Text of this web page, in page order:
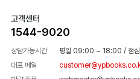
고객센터
1544-9020
상담가능시간 평일 09:00 ~ 18:00 / 점
대표 메일